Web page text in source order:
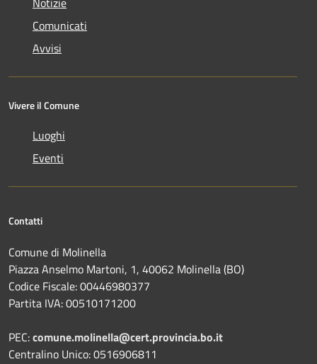
Comunicati
Avvisi
Vivere il Comune
Luoghi
Eventi
Contatti
Comune di Molinella
Piazza Anselmo Martoni, 1, 40062 Molinella (BO)
Codice Fiscale: 00446980377
Partita IVA: 00510171200
PEC:comune.molinella@cert.provincia.bo.it
Centralino Unico: 0516906811